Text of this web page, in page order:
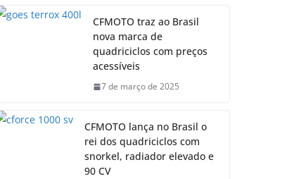
CFMOTO traz ao Brasil
nova marca de
quadriciclos com preços
acessíveis
7 de março de 2025
CFMOTO lança no Brasil o
rei dos quadriciclos com
snorkel, radiador elevado e
90 CV